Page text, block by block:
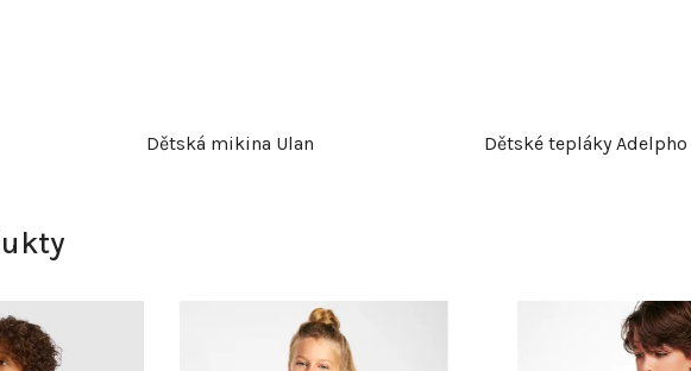
Dětská mikina Ulan Dětské tepláky Adelpho